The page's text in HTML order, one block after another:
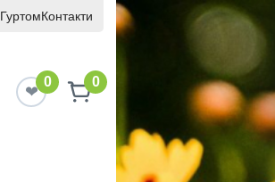
ГуртомКонтакти
0 0